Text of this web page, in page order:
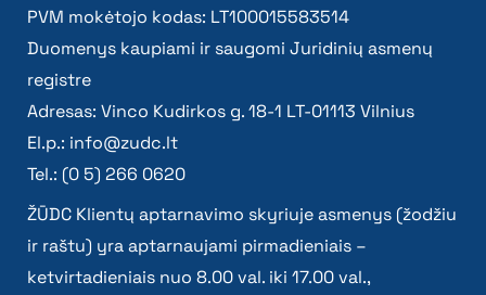
PVM mokėtojo kodas: LT100015583514
Duomenys kaupiami ir saugomi Juridinių asmenų
registre
Adresas: Vinco Kudirkos g. 18-1 LT-01113 Vilnius
El.p.: info@zudc.lt
Tel.: (0 5) 266 0620
ŽŪDC Klientų aptarnavimo skyriuje asmenys (žodžiu
ir raštu) yra aptarnaujami pirmadieniais –
ketvirtadieniais nuo 8.00 val. iki 17.00 val.,